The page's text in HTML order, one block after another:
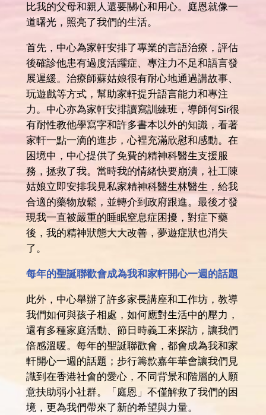
比我的父母和親人還要關心和用心。庭恩就像一
道曙光，照亮了我們的生活。
首先，中心為家軒安排了專業的言語治療，評估
後確診他患有過度活躍症、專注力不足和語言發
展遲緩。治療師蘇姑娘很有耐心地通過講故事、
玩遊戲等方式，幫助家軒提升語言能力和專注
力。中心亦為家軒安排讀寫訓練班，導師何Sir很
有耐性教他學寫字和許多書本以外的知識，看著
家軒一點一滴的進步，心裡充滿欣慰和感動。在
困境中，中心提供了免費的精神科醫生支援服
務，拯救了我。當時我的情緒快要崩潰，社工陳
姑娘立即安排我見私家精神科醫生林醫生，給我
合適的藥物放鬆，並轉介到政府跟進。最後才發
現我一直被嚴重的睡眠窒息症困擾，對症下藥
後，我的精神狀態大大改善，夢遊症狀也消失
了。
每年的聖誕聯歡會成為我和家軒開心一週的話題
此外，中心舉辦了許多家長講座和工作坊，教導
我們如何與孩子相處，如何應對生活中的壓力，
還有多種家庭活動、節日時義工來探訪，讓我們
倍感溫暖。每年的聖誕聯歡會，都會成為我和家
軒開心一週的話題；步行籌款嘉年華會讓我們見
識到在香港社會的愛心，不同背景和階層的人願
意扶助弱小社群。「庭恩」不僅解救了我們的困
境，更為我們帶來了新的希望與力量。